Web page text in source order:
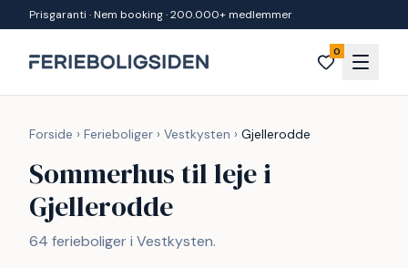
Spring til indhold
Prisgaranti · Nem booking · 200.000+ medlemmer
0
Forside › Ferieboliger › Vestkysten › Gjellerodde
Sommerhus til leje i
Gjellerodde
64 ferieboliger i Vestkysten.